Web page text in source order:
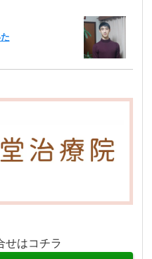
せはコチラ